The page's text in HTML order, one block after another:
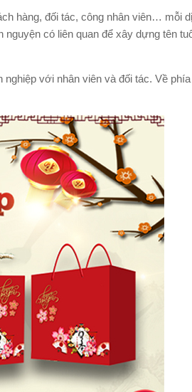
hàng, đối tác, công nhân viên… mỗi
nguyện có liên quan để xây dựng tên
với nhân viên và đối tác. Về